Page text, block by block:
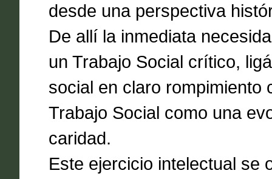
desde una perspectiva
De allí la inmediata
un Trabajo Social crítico,
social en claro rompimiento
Trabajo Social como una
caridad.
Este ejercicio intelectual se